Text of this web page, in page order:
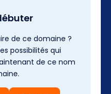
de ce domaine ?
possibilités qui
de ce nom